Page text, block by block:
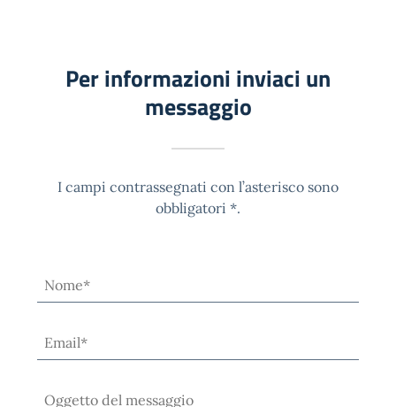
Per informazioni inviaci un
messaggio
I campi contrassegnati con l’asterisco sono
obbligatori *.